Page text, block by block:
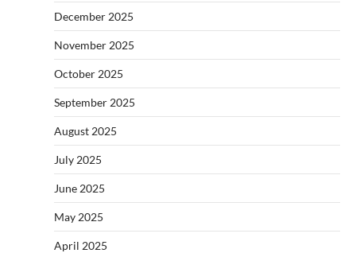
December 2025
November 2025
October 2025
September 2025
August 2025
July 2025
June 2025
May 2025
April 2025